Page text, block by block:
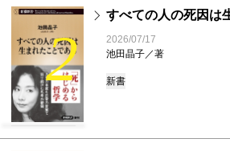
2
すべての人の死因は
2026/07/17
池田晶子／著
新書